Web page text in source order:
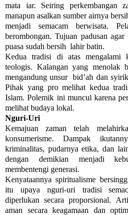
mata iar. Seiring perkembangan
manapun asalkan sumber airnya
menjadi semacam berwisata.
berombongan. Tujuan padusan
puasa sudah bersih lahir batin.
Kedua tradisi di atas mengalami
teologis. Kalangan yang menolak
mengandung unsur bid’ah dan
Pihak yang pro melihat kedua
Islam. Polemik ini muncul karena
melihat budaya lokal.
Nguri-Uri
Kemajuan zaman telah
konsumerisme. Dampak
kriminalitas, pudarnya etika, dan
dengan demikian menjadi
membentengi generasi.
Kenyataannya spiritualisme
itu upaya nguri-uri tradisi
diperlukan secara proporsional.
aman secara keagamaan dan